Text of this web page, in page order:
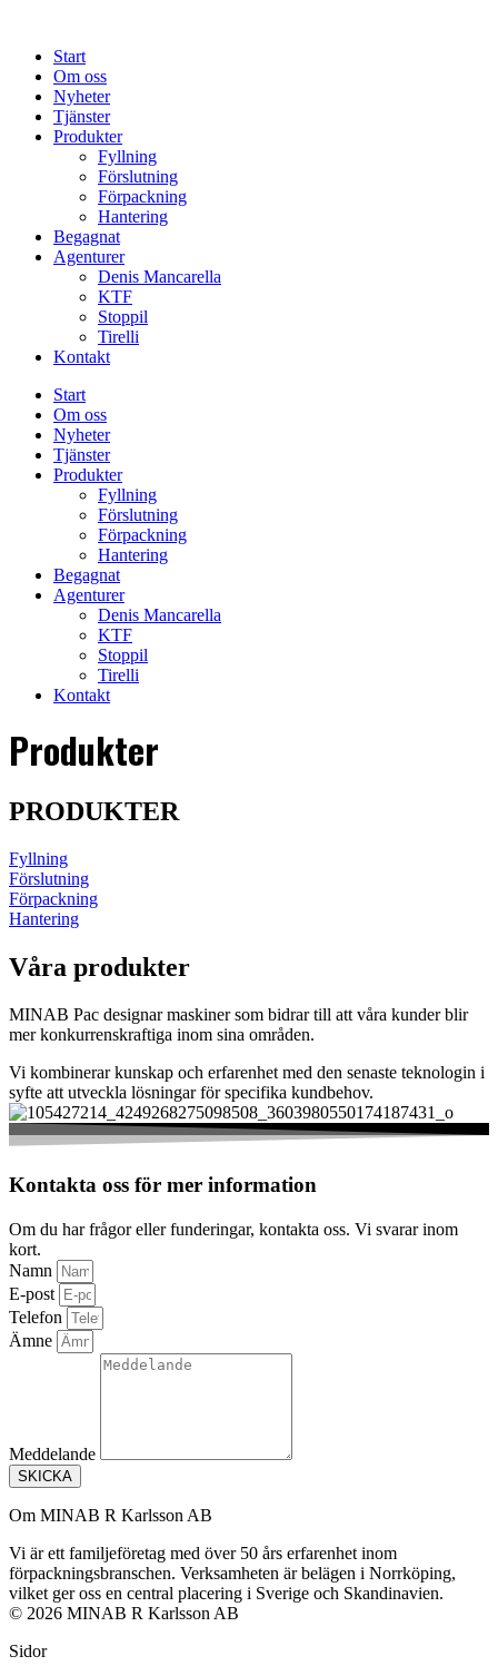
Start
Om oss
Nyheter
Tjänster
Produkter
Fyllning
Förslutning
Förpackning
Hantering
Begagnat
Agenturer
Denis Mancarella
KTF
Stoppil
Tirelli
Kontakt
Start
Om oss
Nyheter
Tjänster
Produkter
Fyllning
Förslutning
Förpackning
Hantering
Begagnat
Agenturer
Denis Mancarella
KTF
Stoppil
Tirelli
Kontakt
Produkter
PRODUKTER
Fyllning
Förslutning
Förpackning
Hantering
Våra produkter
MINAB Pac designar maskiner som bidrar till att våra kunder blir
mer konkurrenskraftiga inom sina områden.
Vi kombinerar kunskap och erfarenhet med den senaste teknologin i
syfte att utveckla lösningar för specifika kundbehov.
Kontakta oss för mer information​
Om du har frågor eller funderingar, kontakta oss. Vi svarar inom
kort.
Namn
E-post
Telefon
Ämne
Meddelande
SKICKA
Om MINAB R Karlsson AB
Vi är ett familjeföretag med över 50 års erfarenhet inom
förpackningsbranschen. Verksamheten är belägen i Norrköping,
vilket ger oss en central placering i Sverige och Skandinavien.
© 2026 MINAB R Karlsson AB
Sidor